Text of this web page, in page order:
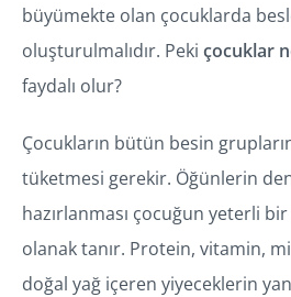
büyümekte olan çocuklarda
oluşturulmalıdır. Peki çocuklar
faydalı olur?
Çocukların bütün besin
tüketmesi gerekir. Öğünlerin
hazırlanması çocuğun yeterli
olanak tanır. Protein, vitamin,
doğal yağ içeren yiyeceklerin